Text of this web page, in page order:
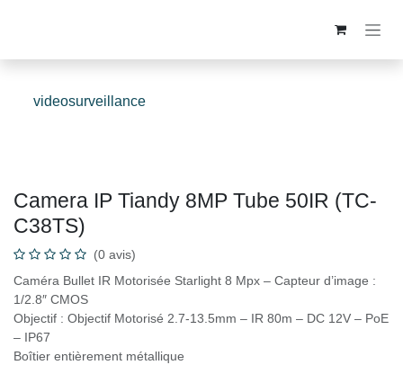
videosurveillance
Camera IP Tiandy 8MP Tube 50IR (TC-
C38TS)
(0 avis)
Caméra Bullet IR Motorisée Starlight 8 Mpx – Capteur d’image :
1/2.8″ CMOS
Objectif : Objectif Motorisé 2.7-13.5mm – IR 80m – DC 12V – PoE
– IP67
Boîtier entièrement métallique